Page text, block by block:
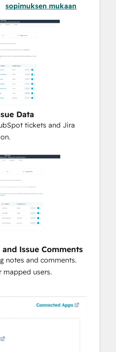
issue comments. This
teams aligned and
in both systems.
sopimuksen mukaan
Data
tickets and Jira
Issue Comments
notes and comments.
mapped users.